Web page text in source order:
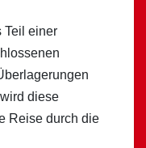
Teil einer
diese
Reise durch die